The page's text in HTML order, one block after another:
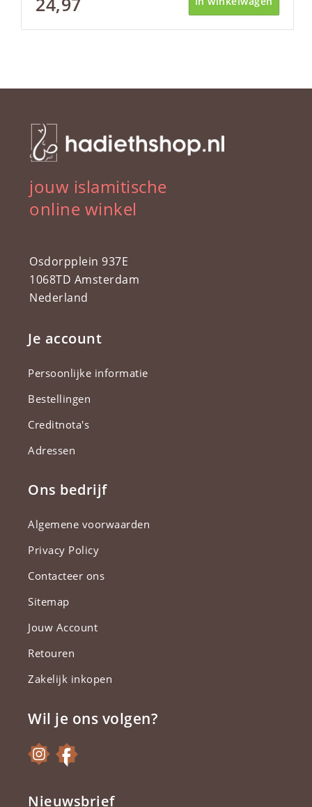
jouw islamitische
online winkel
Osdorpplein 937E
1068TD Amsterdam
Nederland
Je account
Persoonlijke informatie
Bestellingen
Creditnota's
Adressen
Ons bedrijf
Algemene voorwaarden
Privacy Policy
Contacteer ons
Sitemap
Jouw Account
Retouren
Zakelijk inkopen
Wil je ons volgen?
Nieuwsbrief